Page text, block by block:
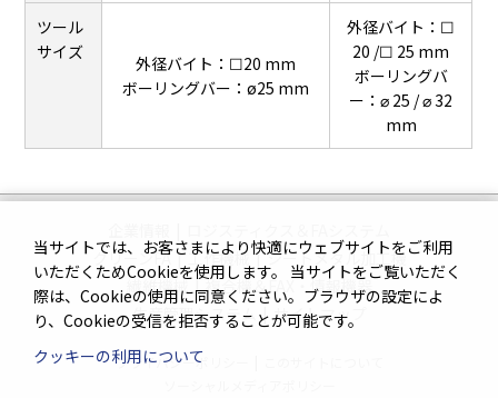
ツール
サイズ
外径バイト：☐20 mm
ボーリングバー：ø25 mm
外径バイト：☐
20 /☐ 25 mm
ボーリングバ
ー：⌀ 25 / ⌀ 32
mm
クリーンFA | 工作機械 | シートメタル加工機
繊維機械 | 複合機＆FAX・情報機器
生産管理システム | サイトマップ
プライバシーポリシー
当サイトでは、お客さまにより快適にウェブサイトをご利用
いただくためCookieを使用します。 当サイトをご覧いただく
際は、Cookieの使用に同意ください。ブラウザの設定によ
り、Cookieの受信を拒否することが可能です。
クッキーの利用について